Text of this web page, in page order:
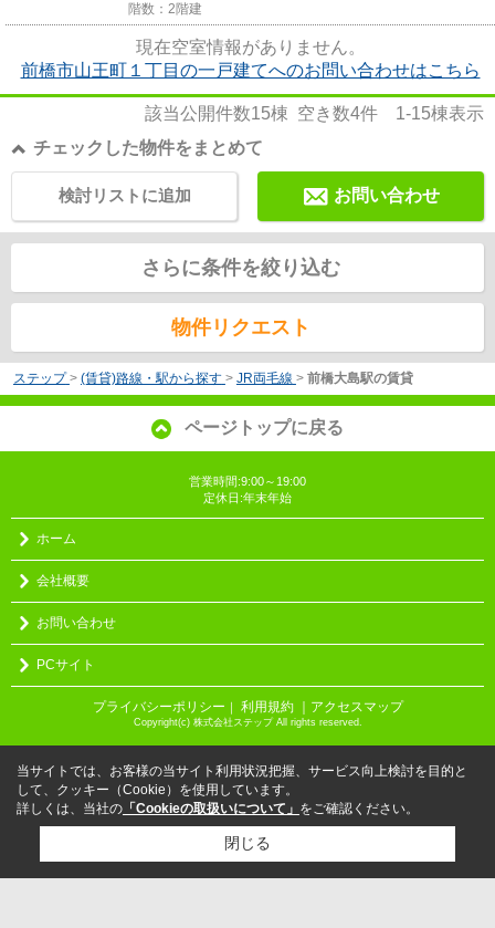
階数：2階建
現在空室情報がありません。
前橋市山王町１丁目の一戸建てへのお問い合わせはこちら
該当公開件数15棟 空き数4件 1-15棟表示
チェックした物件をまとめて
お問い合わせ
検討リストに追加
さらに条件を絞り込む
物件リクエスト
ステップ > (賃貸)路線・駅から探す > JR両毛線 > 前橋大島駅の賃貸
ページトップに戻る
営業時間:9:00～19:00
定休日:年末年始
ホーム
会社概要
お問い合わせ
PCサイト
プライバシーポリシー ｜ 利用規約 ｜アクセスマップ
Copyright(c) 株式会社ステップ All rights reserved.
当サイトでは、お客様の当サイト利用状況把握、サービス向上検討を目的と
して、クッキー（Cookie）を使用しています。
詳しくは、当社の 「Cookieの取扱いについて」 をご確認ください。
閉じる